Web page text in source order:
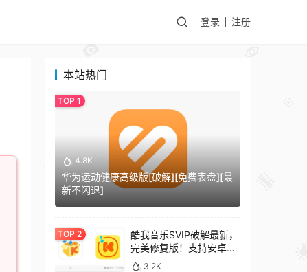
登录 注册
本站热门
4.8K
华为运动健康高级版[破解][免费表盘][最
新不闪退]
酷我音乐SVIP破解最新，
完美修复版！支持安卓
+车机+pc版！
3.2K